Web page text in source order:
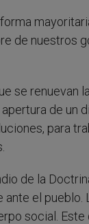
de nuestros
se
de un
para
de la
el
social.